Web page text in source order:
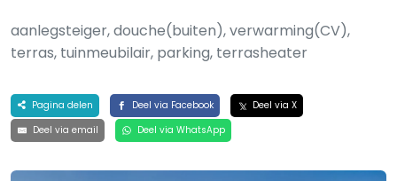
aanlegsteiger, douche(buiten), verwarming(CV),
terras, tuinmeubilair, parking, terrasheater
Pagina delen Deel via Facebook
Deel via X
Deel via email
Deel via WhatsApp